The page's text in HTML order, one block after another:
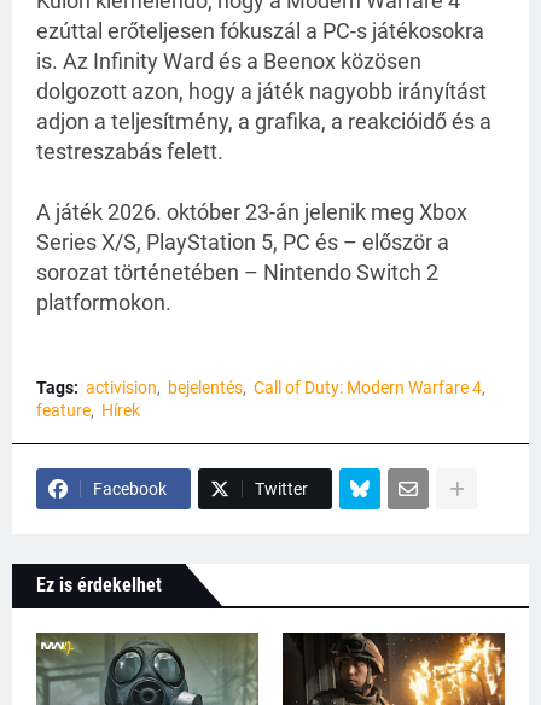
ezúttal erőteljesen fókuszál a PC-s játékosokra
is. Az Infinity Ward és a Beenox közösen
dolgozott azon, hogy a játék nagyobb irányítást
adjon a teljesítmény, a grafika, a reakcióidő és a
testreszabás felett.
A játék 2026. október 23-án jelenik meg Xbox
Series X/S, PlayStation 5, PC és – először a
sorozat történetében – Nintendo Switch 2
platformokon.
Tags: activision bejelentés Call of Duty: Modern Warfare 4
feature
Hírek
Facebook Twitter
Ez is érdekelhet